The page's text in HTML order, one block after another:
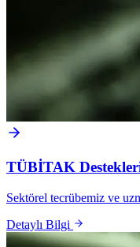
TÜBİTAK
Sektörel tecrübemiz ve
Detaylı Bilgi